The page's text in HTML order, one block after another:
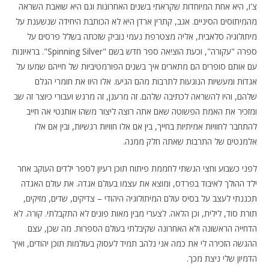
צ'ו, היא אחת המיוחדות שקראתי בשנים האחרונות וגם היא שואבת השראה
מהמיתוסים הסיניים. אגב, קתרין ארדן היא לא הכותבת היחידה שנשענת על
מיתולוגיה סלאבית, אליה מצטרפת נעמי נוביק שזכתה בשלל פרסים על
ספרה "עקורה", וכעת הוציאה ספר חדש בשם "Spinning Silver". בראיונות
עם אותם סופרים הם מתארים איך בשנים הפורמטיביות של חייהם שמעו על
אגדות ומעשיות הנוגעות לתרבות מהם הגיעו. אלו היוו את חומרי הגלם
שלהם, והיו להשראה לכתיבה שלהם. זה מרענן, זה מרגש ועבורי כיוצר זה שב
ומזכיר את האמת הפשוטה שאם אתה רוצה ליצור משהו אותנטי אה חייב
להתחבר לחוויות אמיתיות בחייך, בין אם אלו חוויות רגשיות, ובין אם אלו
אלמנטים של התרבות שאתה חלק ממנה.
לפני כשבוע וחצי הגשתי לחממת פיתוח תוכן רעיון לספר ילדים העוקב אחר
ילד ההולך לאיבוד בפרדס, ומוצא את עצמו בעולם אגדה. את עולם האגדה
תכננתי לעצב על בסיס עולם המיתולוגיה היהודי – צדיקים, שדים, מזיקים,
תורת סוד, לילית, וכן הלאה. לצערי מבין מאות פונים לא התקבלתי. קורה. לא
הדחייה הראשונה ולא האחרונה שקיבלתי בעולם הספרות. מה שכן, עצם
ההגשה הזכירה לי את כמה אני נלהב תמיד לעסוק בעולמות תוכן יהודים, ואיך
הדמיון שלי ניצת מכך.